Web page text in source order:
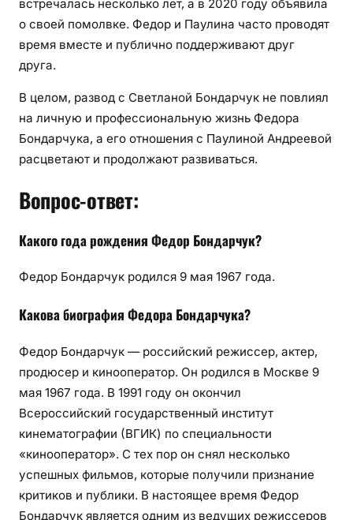
встречалась несколько лет, а в 2020 году объявила
о своей помолвке. Федор и Паулина часто проводят
время вместе и публично поддерживают друг
друга.
В целом, развод с Светланой Бондарчук не повлиял
на личную и профессиональную жизнь Федора
Бондарчука, а его отношения с Паулиной Андреевой
расцветают и продолжают развиваться.
Вопрос-ответ:
Какого года рождения Федор Бондарчук?
Федор Бондарчук родился 9 мая 1967 года.
Какова биография Федора Бондарчука?
Федор Бондарчук — российский режиссер, актер,
продюсер и кинооператор. Он родился в Москве 9
мая 1967 года. В 1991 году он окончил
Всероссийский государственный институт
кинематографии (ВГИК) по специальности
«кинооператор». С тех пор он снял несколько
успешных фильмов, которые получили признание
критиков и публики. В настоящее время Федор
Бондарчук является одним из ведущих режиссеров